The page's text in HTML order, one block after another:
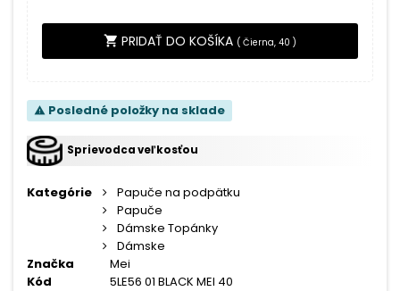
shopping_cart PRIDAŤ DO KOŠÍKA ( Čierna, 40 )
warning Posledné položky na sklade
Sprievodca veľkosťou
Kategórie
Papuče na podpätku
Papuče
Dámske Topánky
Dámske
Značka
Mei
Kód
5LE56 01 BLACK MEI 40